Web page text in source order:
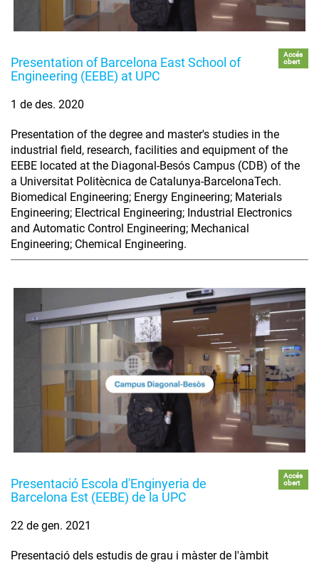
Presentation of Barcelona East School of
Engineering (EEBE) at UPC
Accés
obert
1 de des. 2020
Presentation of the degree and master's studies in the
industrial field, research, facilities and equipment of the
EEBE located at the Diagonal-Besós Campus (CDB) of the
a Universitat Politècnica de Catalunya-BarcelonaTech.
Biomedical Engineering; Energy Engineering; Materials
Engineering; Electrical Engineering; Industrial Electronics
and Automatic Control Engineering; Mechanical
Engineering; Chemical Engineering.
Presentació Escola d'Enginyeria de
Barcelona Est (EEBE) de la UPC
Accés
obert
22 de gen. 2021
Presentació dels estudis de grau i màster de l'àmbit